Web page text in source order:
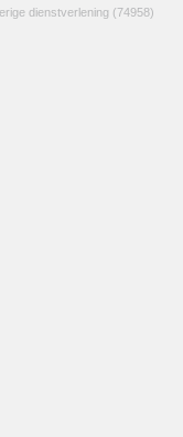
dienstverlening (74958)